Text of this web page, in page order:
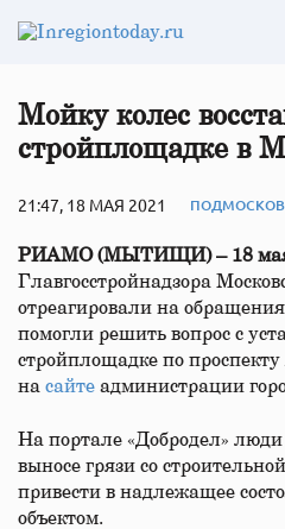
Мойку колес
стройплощадке в
21:47, 18 МАЯ 2021
РИАМО (МЫТИЩИ) – 18
Главгосстройнадзора
отреагировали на
помогли решить вопрос с
стройплощадке по
на сайте администрации
На портале «Добродел»
выносе грязи со
привести в надлежащее
объектом.